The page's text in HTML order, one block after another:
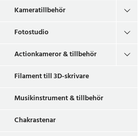
Kameratillbehör
Fotostudio
Actionkameror & tillbehör
Filament till 3D-skrivare
Musikinstrument & tillbehör
Chakrastenar